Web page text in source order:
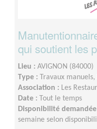
qui soutient les
Lieu : AVIGNON (84000)
Type : Travaux
Association : Les
Date : Tout le temps
Disponibilité demandée
semaine selon